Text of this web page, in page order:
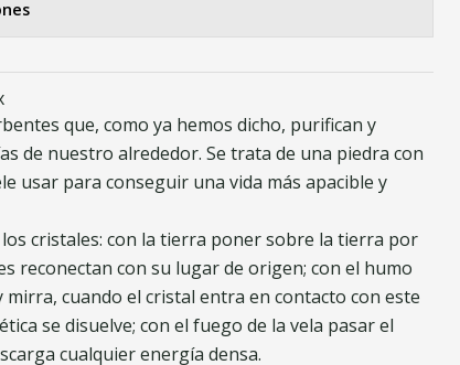
que, como ya hemos dicho, purifican y
de nuestro alrededor. Se trata de una piedra con
usar para conseguir una vida más apacible y
cristales: con la tierra poner sobre la tierra por
reconectan con su lugar de origen; con el humo
mirra, cuando el cristal entra en contacto con este
se disuelve; con el fuego de la vela pasar el
cualquier energía densa.